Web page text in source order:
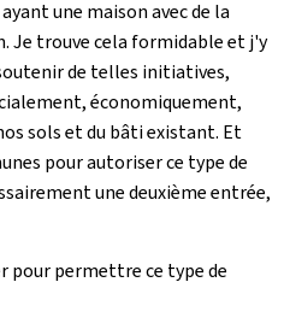
une maison avec de la
Je trouve cela formidable et j'y
de telles initiatives,
économiquement,
sols et du bâti existant. Et
pour autoriser ce type de
une deuxième entrée,
pour permettre ce type de